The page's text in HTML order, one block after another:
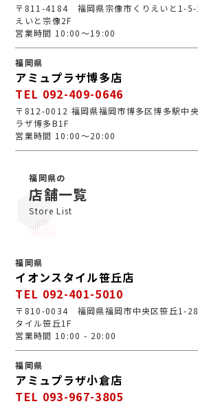
〒811-4184 福岡県宗像市くりえいと1-
えいと宗像2F
営業時間 10:00～19:00
福岡県
アミュプラザ博多店
TEL 092-409-0646
〒812-0012 福岡県福岡市博多区博多駅中
ラザ博多B1F
営業時間 10:00～20:00
福岡県の
店舗一覧
Store List
福岡県
イオンスタイル笹丘店
TEL 092-401-5010
〒810-0034 福岡県福岡市中央区笹丘1-
タイル笹丘1F
営業時間 10:00 - 20:00
福岡県
アミュプラザ小倉店
TEL 093-967-3805